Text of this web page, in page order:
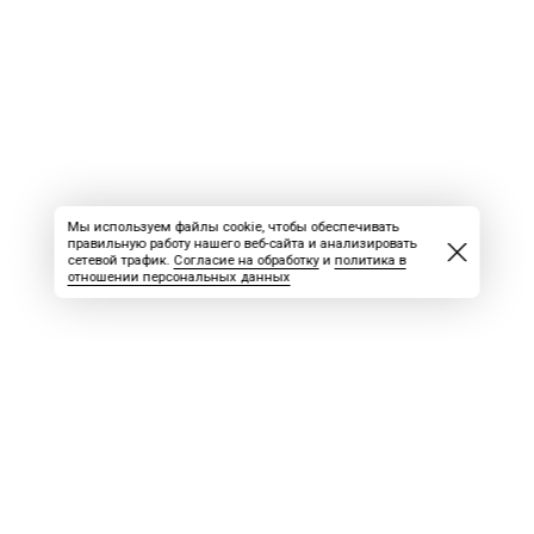
Мы используем файлы cookie, чтобы обеспечивать
правильную работу нашего веб-сайта и анализировать
сетевой трафик. Согласие на обработкуи политика в
отношении персональных данных